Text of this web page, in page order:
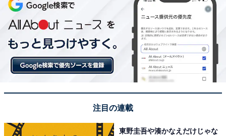
注目の連載
東野圭吾や湊かなえだけじゃな